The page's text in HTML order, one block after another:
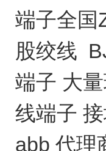
端子全国
股绞线
端子 大
线端子
abb 代理